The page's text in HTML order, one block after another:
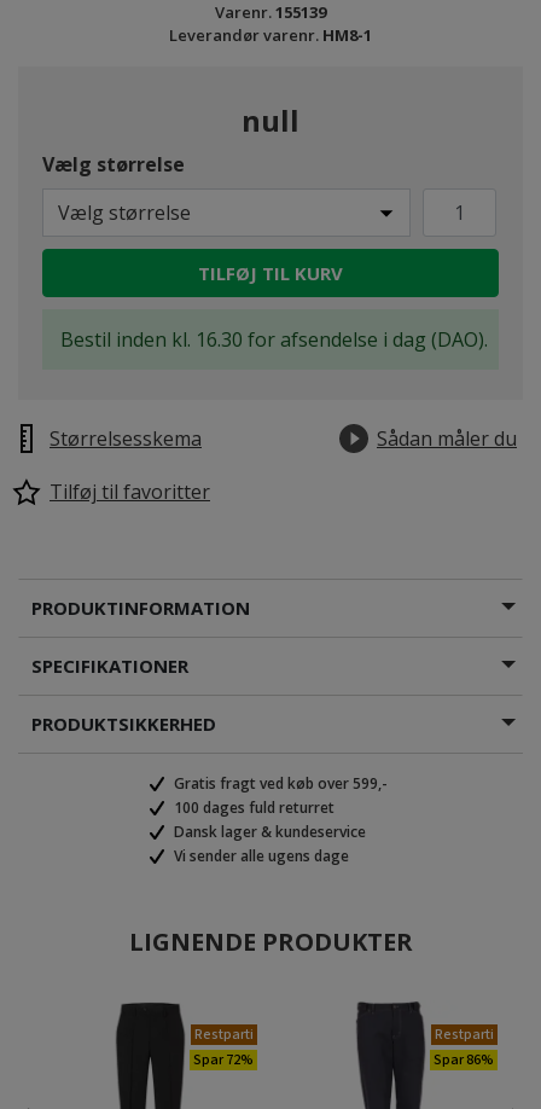
Varenr.155139
Leverandør varenr. HM8-1
null
Vælg størrelse
Vælg størrelse
TILFØJ TIL KURV
Bestil inden kl. 16.30 for afsendelse i dag (DAO).
Størrelsesskema
Sådan måler du
Tilføj til favoritter
PRODUKTINFORMATION
SPECIFIKATIONER
PRODUKTSIKKERHED
Gratis fragt ved køb over 599,-
100 dages fuld returret
Dansk lager & kundeservice
Vi sender alle ugens dage
LIGNENDE PRODUKTER
Restparti
Spar 72%
Restparti
Spar 86%